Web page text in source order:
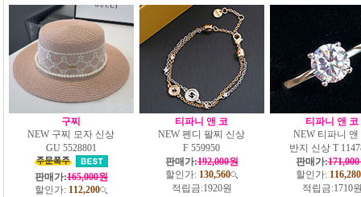
구찌
NEW 구찌 모자 신상
GU 5528801
판매가:165,000원
할인가: 112,200
티파니 앤 코
NEW 펜디 팔찌 신상
F 559950
판매가:192,000원
할인가: 130,560
적립금:1920원
티파니 앤 코
NEW 티파니 앤
반지 신상 T
판매가:
할인가: 116,280
적립금:1710